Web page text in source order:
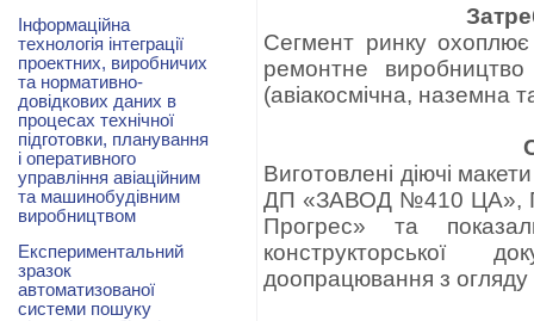
Сегмент ринку охоплює
ремонтне виробництво
(авіакосмічна, наземна
Виготовлені діючі
ДП «ЗАВОД №410 ЦА»,
Прогрес» та
конструкторської
доопрацювання з огляду
Інформаційна
технологія інтеграції
проектних, виробничих
та нормативно-
довідкових даних в
процесах технічної
підготовки, планування
і оперативного
управління авіаційним
та машинобудівним
виробництвом
Експериментальний
зразок
автоматизованої
системи пошуку